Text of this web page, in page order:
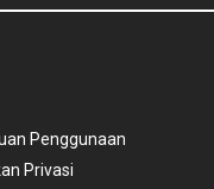
Penggunaan
Privasi